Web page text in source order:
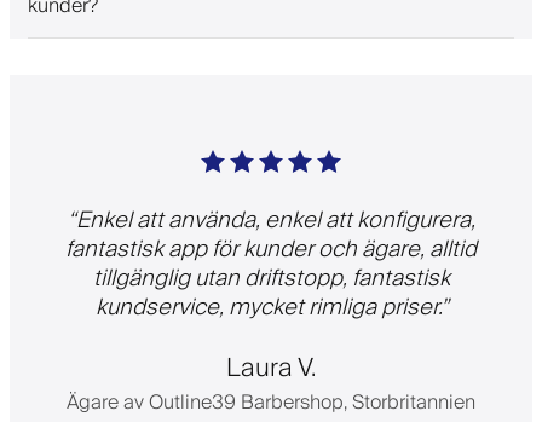
“Enkel att använda, enkel att konfigurera,
fantastisk app för kunder och ägare, alltid
tillgänglig utan driftstopp, fantastisk
kundservice, mycket rimliga priser.”
Laura V.
Ägare av Outline39 Barbershop, Storbritannien